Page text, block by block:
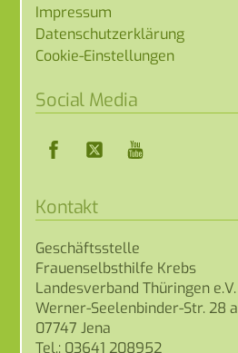
Impressum
Datenschutzerklärung
Cookie-Einstellungen
Social Media
FacebookTwitter
Kontakt
Geschäftsstelle
Frauenselbsthilfe Krebs
Landesverband Thüringen e.V.
Werner-Seelenbinder-Str. 28 a
07747 Jena
Tel.: 03641 208952